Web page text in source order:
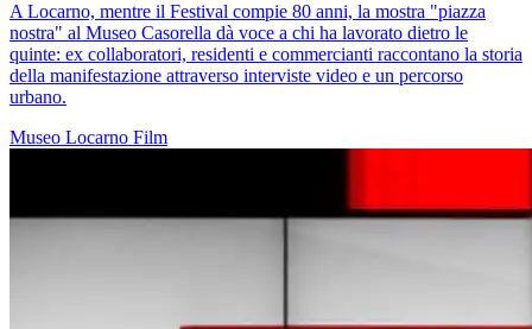
A Locarno, mentre il Festival compie 80 anni, la mostra "piazza
nostra" al Museo Casorella dà voce a chi ha lavorato dietro le
quinte: ex collaboratori, residenti e commercianti raccontano la storia
della manifestazione attraverso interviste video e un percorso
urbano.
Museo Locarno Film